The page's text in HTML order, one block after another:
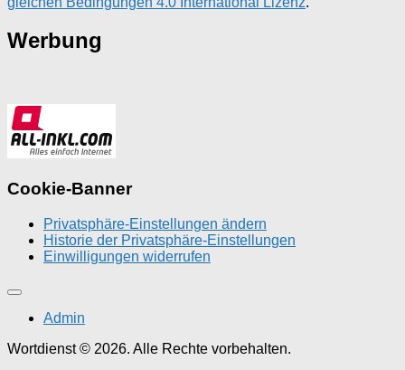
Werbung
Cookie-Banner
Privatsphäre-Einstellungen ändern
Historie der Privatsphäre-Einstellungen
Einwilligungen widerrufen
Admin
Wortdienst © 2026. Alle Rechte vorbehalten.